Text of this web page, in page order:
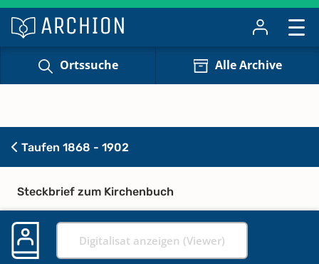
Ortssuche Alle Archive
Taufen 1868 - 1902
Steckbrief zum Kirchenbuch
Digitalisat anzeigen (Viewer)